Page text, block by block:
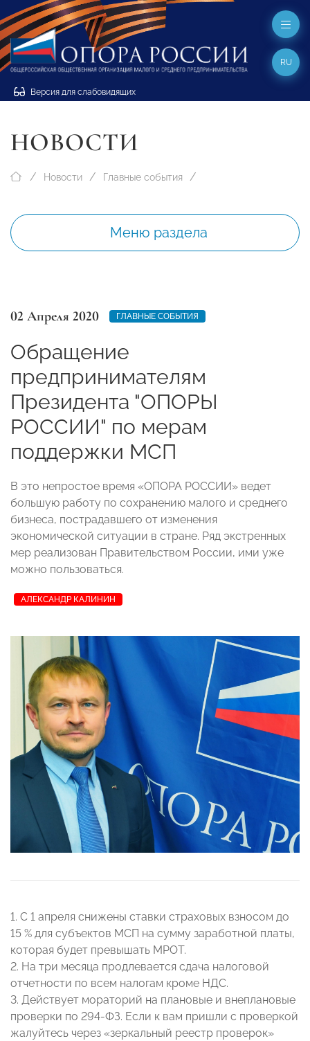
Версия для слабовидящих
RU
НОВОСТИ
Новости Главные события
Меню раздела
02 Апреля 2020 ГЛАВНЫЕ СОБЫТИЯ
Обращение
предпринимателям
Президента "ОПОРЫ
РОССИИ" по мерам
поддержки МСП
В это непростое время «ОПОРА РОССИИ» ведет
большую работу по сохранению малого и среднего
бизнеса, пострадавшего от изменения
экономической ситуации в стране. Ряд экстренных
мер реализован Правительством России, ими уже
можно пользоваться.
АЛЕКСАНДР КАЛИНИН
1. С 1 апреля снижены ставки страховых взносом до
15 % для субъектов МСП на сумму заработной платы,
которая будет превышать МРОТ.
2. На три месяца продлевается сдача налоговой
отчетности по всем налогам кроме НДС.
3. Действует мораторий на плановые и внеплановые
проверки по 294-ФЗ. Если к вам пришли с проверкой
жалуйтесь через «зеркальный реестр проверок»